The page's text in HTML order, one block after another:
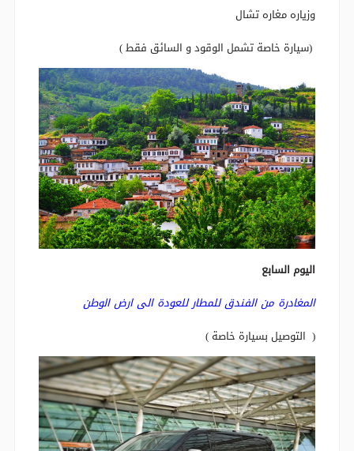
وزياره مغاره تشال
(سيارة خاصة تشمل الوقود و السائق فقط )
اليوم السابع
المغادرة من الفندق للمطار للعودة الى ارض الوطن
( التوصيل بسيارة خاصة )